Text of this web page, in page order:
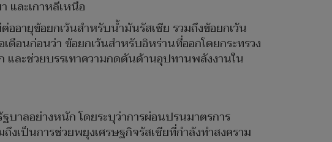
และเกาหลีเหนือ
อายุข้อยกเว้นสำหรับน้ำมันรัสเซีย รวมถึงข้อยกเว้น
อนก่อนว่า ข้อยกเว้นสำหรับอิหร่านที่ออกโดยกระทรวง
และช่วยบรรเทาความกดดันด้านอุปทานพลังงานใน
บาลอย่างหนัก โดยระบุว่าการผ่อนปรนมาตรการ
งเป็นการช่วยพยุงเศรษฐกิจรัสเซียที่กำลังทำสงคราม